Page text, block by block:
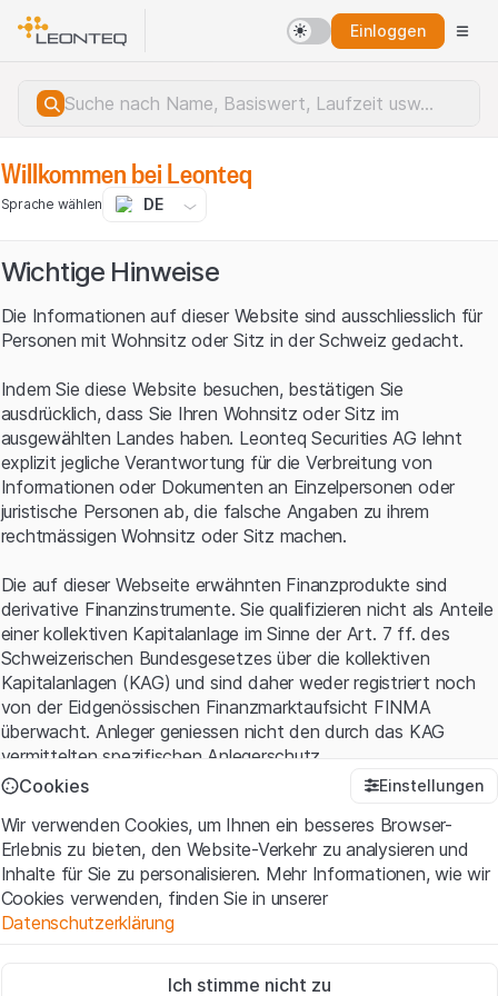
Einloggen
Serverfehler.
Willkommen bei Leonteq
Sprache wählen DE
Wichtige Hinweise
Die Informationen auf dieser Website sind ausschliesslich für
Personen mit Wohnsitz oder Sitz in der Schweiz gedacht.
Indem Sie diese Website besuchen, bestätigen Sie
ausdrücklich, dass Sie Ihren Wohnsitz oder Sitz im
ausgewählten Landes haben. Leonteq Securities AG lehnt
explizit jegliche Verantwortung für die Verbreitung von
Informationen oder Dokumenten an Einzelpersonen oder
juristische Personen ab, die falsche Angaben zu ihrem
rechtmässigen Wohnsitz oder Sitz machen.
Die auf dieser Webseite erwähnten Finanzprodukte sind
derivative Finanzinstrumente. Sie qualifizieren nicht als Anteile
einer kollektiven Kapitalanlage im Sinne der Art. 7 ff. des
Schweizerischen Bundesgesetzes über die kollektiven
Kapitalanlagen (KAG) und sind daher weder registriert noch
von der Eidgenössischen Finanzmarktaufsicht FINMA
überwacht. Anleger geniessen nicht den durch das KAG
vermittelten spezifischen Anlegerschutz.
Mit dem Zugriff auf diese Website der Leonteq Securities AG
(die "Website") erklären Sie, dass Sie die rechtlichen
Informationen und die wichtigen Hinweise und
Nutzungsbedingungenverstanden haben und akzeptieren.
Wenn Sie mit den Nutzungsbedingungen nicht einverstanden
Cookies Einstellungen
Wir verwenden Cookies, um Ihnen ein besseres Browser-
Erlebnis zu bieten, den Website-Verkehr zu analysieren und
Inhalte für Sie zu personalisieren. Mehr Informationen, wie wir
Cookies verwenden, finden Sie in unserer
Datenschutzerklärung
Diese Cookies sind für die Website erforderlich und können nicht
Ich stimme nicht zu